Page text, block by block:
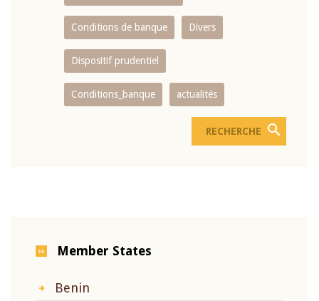
Conditions de banque Divers
Dispositif prudentiel
Conditions_banque actualités
Member States
Benin